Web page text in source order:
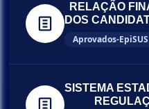
RELAÇÃO
DOS
Aprovados-
SISTEMA